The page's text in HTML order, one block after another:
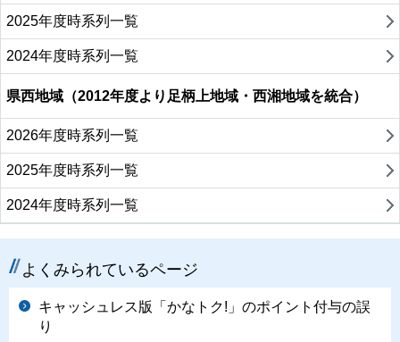
2025年度時系列一覧
2024年度時系列一覧
県西地域（2012年度より足柄上地域・西湘地域を統合）
2026年度時系列一覧
2025年度時系列一覧
2024年度時系列一覧
よくみられているページ
キャッシュレス版「かなトク!」のポイント付与の誤
り